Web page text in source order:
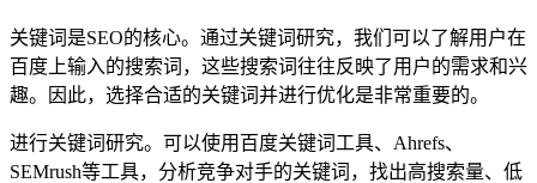
关键词是SEO的核心。通过关键词研究，我们可以了解用户在
百度上输入的搜索词，这些搜索词往往反映了用户的需求和兴
趣。因此，选择合适的关键词并进行优化是非常重要的。
进行关键词研究。可以使用百度关键词工具、Ahrefs、
SEMrush等工具，分析竞争对手的关键词，找出高搜索量、低